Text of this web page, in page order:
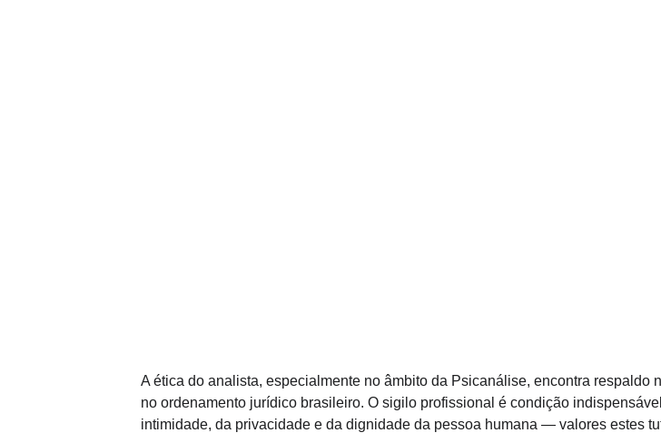
A ética do analista, especialmente no âmbito da Psicanálise, encontra
no ordenamento jurídico brasileiro. O sigilo profissional é condição
intimidade, da privacidade e da dignidade da pessoa humana — valores estes